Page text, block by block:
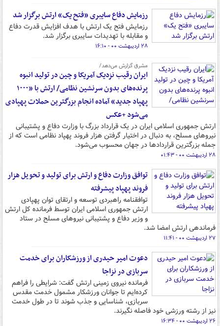
رزمایش دفاع سایبری «فتح یک» ارتش برگزار شد
رزمایش فتح یک ارتش با هدف افزایش قدرت دفاع
و مقابله با تهدیدات سایبری برگزار شد.
۲۸ اردیبهشت ۰۰ - ۱۶:۱۰
مشرق گزارش می‌دهد/
ایران رقیب نزدیک آمریکا و چین در تولید انبوه
پرنده‌های بدون سرنشین نظامی/ ارتش با «۱۰۰۰
پهپاد جدید» آماده انجام بزرگترین حملات پهپادی
می‌شود +عکس
ارتش جمهوری اسلامی ایران در یک قرارداد بزرگ با وزارت دفاع و پشتیبانی
نیروهای مسلح، به دنبال در اختیار گرفتن هزار فروند پهپاد نظامی است که از
جمله بزرگترین قراردادها در جهان محسوب می‌شود.
۲۸ اردیبهشت ۰۰ - ۰۱:۴۳
توافق وزارت دفاع و ارتش برای تولید و تحویل هزار
فروند پهپاد پیشرفته
توافقنامه راهبردی توسعه و ارتقای توان پهپادی
ارتش جمهوری اسلامی ایران توسط فرمانده کل ارتش
و وزیر دفاع و پشتیبانی نیروهای مسلح در ستاد
فرماندهی ارتش امضا شد.
۲۷ اردیبهشت ۰۰ - ۱۱:۴۱
دعوت امیر حیدری از ورزشکاران برای خدمت
سربازی در نزاجا
فرمانده نیروی زمینی ارتش گفت: شرایطی را فراهم
کرده‌ایم تا جوانان ورزشکار مشمول خدمت مقدس
سربازی، شناسایی و جذب شوند تا در طول خدمت
نیز از رشته ورزشی خود فاصله نگیرند.
۲۶ اردیبهشت ۰۰ - ۱۶:۳۴